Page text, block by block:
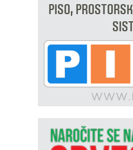
PISO,